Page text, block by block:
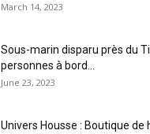
March 14, 2023
Sous-marin disparu près du
personnes à bord...
June 23, 2023
Univers Housse : Boutique de